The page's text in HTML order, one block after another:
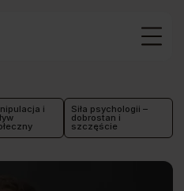
i Siła psychologii –
dobrostan i
szczęście